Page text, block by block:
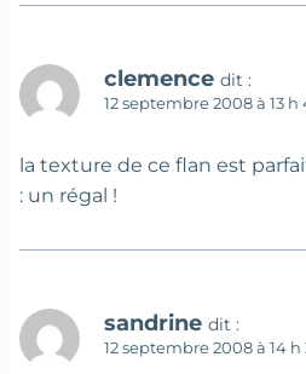
clemence dit :
12 septembre 2008 à 13
la texture de ce flan est
: un régal !
sandrine dit :
12 septembre 2008 à 14 h